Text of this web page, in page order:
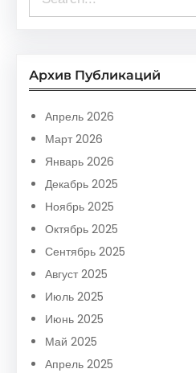
e
r
c
h
Архив Публикаций
Апрель 2026
Март 2026
Январь 2026
Декабрь 2025
Ноябрь 2025
Октябрь 2025
Сентябрь 2025
Август 2025
Июль 2025
Июнь 2025
Май 2025
Апрель 2025